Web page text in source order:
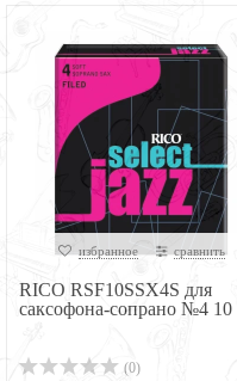
избранное сравнить
RICO RSF10SSX4S для
саксофона-сопрано №4
(0)